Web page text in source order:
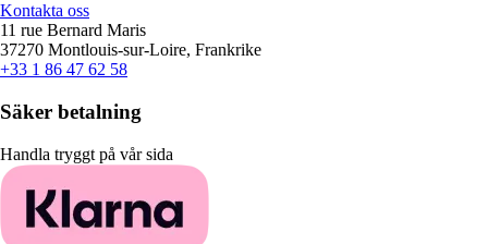
Kontakta oss
11 rue Bernard Maris
37270 Montlouis-sur-Loire, Frankrike
+33 1 86 47 62 58
Säker betalning
Handla tryggt på vår sida